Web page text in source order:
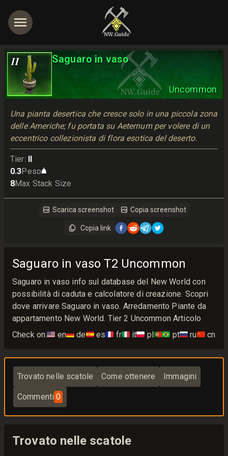
II Saguaro in vaso
Uncommon
Una pianta desertica che cresce solo in una piccola zona
delle Americhe; fu portata su Aeternum per volere di un
eccentrico collezionista di flora esotica del deserto.
Tier: II
0.3Peso
8Max Stack Size
Scarica screenshot Copia screenshot
Copia link
Saguaro in vaso T2 Uncommon
Saguaro in vaso info sul database del New World con
possibilità di caduta e calcolatore di creazione. Scopri
dove arrivare Saguaro in vaso. Arredamento Piante da
appartamento New World. Tier 2 Uncommon Articolo
Check on:🇺🇸 en🇩🇪 de🇪🇸 es🇫🇷 fr🇮🇹 it🇵🇱 pl🇵🇹🇧🇷 pt🇷🇺 ru🇨🇳 cn
Trovato nelle scatole Come ottenere Immagini
Commenti 0
Trovato nelle scatole